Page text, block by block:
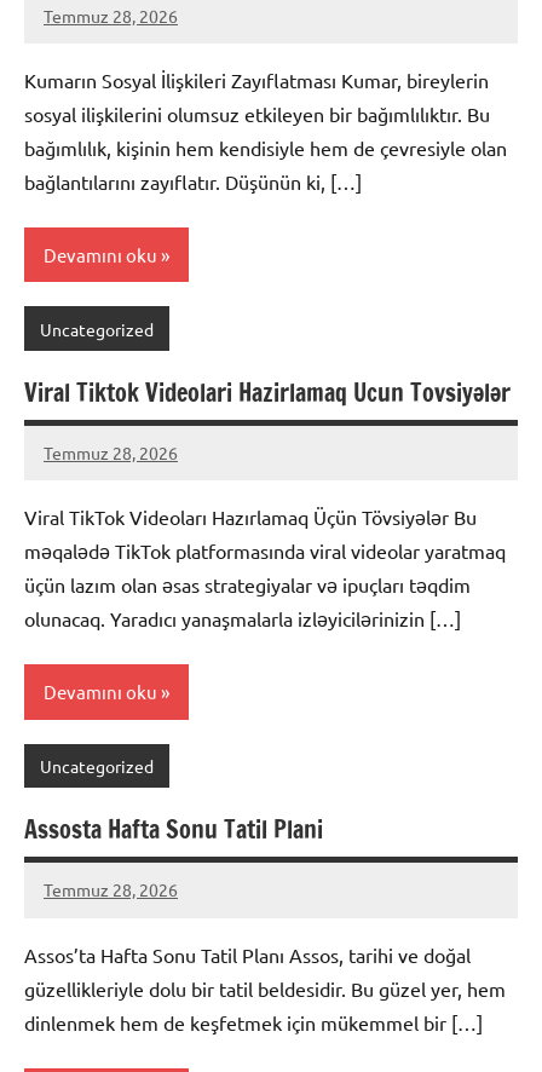
Temmuz 28, 2026
admin
Yorum
Kumarın Sosyal İlişkileri Zayıflatması Kumar, bireylerin
sosyal ilişkilerini olumsuz etkileyen bir bağımlılıktır. Bu
bağımlılık, kişinin hem kendisiyle hem de çevresiyle olan
bağlantılarını zayıflatır. Düşünün ki, […]
Devamını oku
Uncategorized
Viral Tiktok Videolari Hazirlamaq Ucun Tovsiyələr
Temmuz 28, 2026
admin
Yorum
Viral TikTok Videoları Hazırlamaq Üçün Tövsiyələr Bu
məqalədə TikTok platformasında viral videolar yaratmaq
üçün lazım olan əsas strategiyalar və ipuçları təqdim
olunacaq. Yaradıcı yanaşmalarla izləyicilərinizin […]
Devamını oku
Uncategorized
Assosta Hafta Sonu Tatil Plani
Temmuz 28, 2026
admin
Yorum
Assos’ta Hafta Sonu Tatil Planı Assos, tarihi ve doğal
güzellikleriyle dolu bir tatil beldesidir. Bu güzel yer, hem
dinlenmek hem de keşfetmek için mükemmel bir […]